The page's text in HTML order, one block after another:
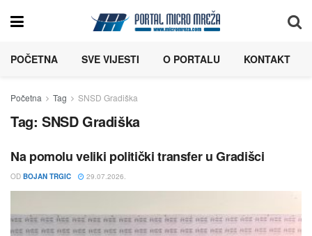
POČETNA SVE VIJESTI O PORTALU KONTAKT
Početna Tag SNSD Gradiška
Tag: SNSD Gradiška
Na pomolu veliki politički transfer u Gradišci
OD BOJAN TRGIC 29.07.2026.